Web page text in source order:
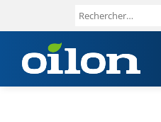
Rechercher :